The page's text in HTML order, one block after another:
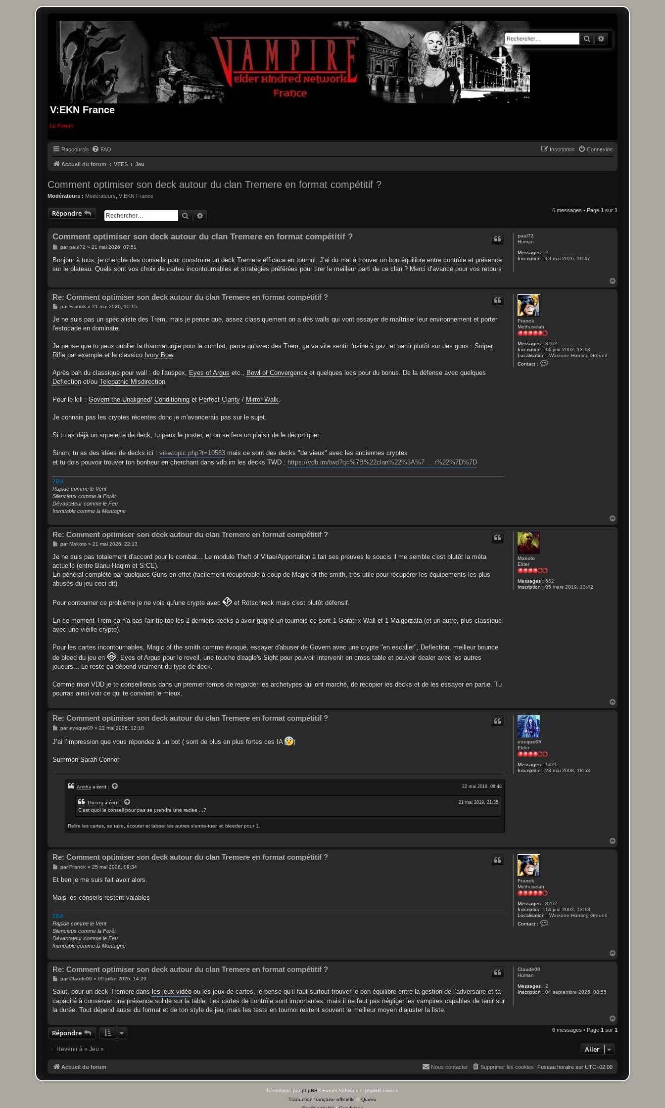
V:EKN France
Le Forum
Rechercher
Raccourcis FAQ Connexion
Inscription
Accueil du forum VTES Jeu
Comment optimiser son deck autour du clan Tremere en format compétitif ?
Modérateurs : Modérateurs V:EKN France
Répondre Rechercher
6 messages • Page 1 sur 1
paul72
Human
Messages : 2
Inscription : 18 mai 2026, 19:47
Comment optimiser son deck autour du clan Tremere en format compétitif ?
M
s
a
parpaul72 » 21 mai 2026, 07:51
Bonjour à tous, je cherche des conseils pour construire un deck Tremere efficace en tournoi. J’ai du mal à trouver un bon équilibre entre contrôle et présence
sur le plateau. Quels sont vos choix de cartes incontournables et stratégies préférées pour tirer le meilleur parti de ce clan ? Merci d’avance pour vos retours
Franck
Methuselah
Messages : 3262
Inscription : 14 juin 2002, 13:13
Localisation : Warzone Hunting Ground
Contact :
Re: Comment optimiser son deck autour du clan Tremere en format compétitif ?
M
s
a
parFranck » 21 mai 2026, 10:15
Je ne suis pas un spécialiste des Trem, mais je pense que, assez classiquement on a des walls qui vont essayer de maîtriser leur environnement et porter
l'estocade en dominate.
Je pense que tu peux oublier la thaumaturgie pour le combat, parce qu'avec des Trem, ça va vite sentir l'usine à gaz, et partir plutôt sur des guns : Sniper
Rifle par exemple et le classico Ivory Bow.
Après bah du classique pour wall : de l'auspex, Eyes of Argus etc., Bowl of Convergence et quelques locs pour du bonus. De la défense avec quelques
Deflection et/ou Telepathic Misdirection
Pour le kill : Govern the Unaligned/ Conditioning et Perfect Clarity / Mirror Walk.
Je connais pas les cryptes récentes donc je m'avancerais pas sur le sujet.
Si tu as déjà un squelette de deck, tu peux le poster, et on se fera un plaisir de le décortiquer.
Sinon, tu as des idées de decks ici : viewtopic.php?t=10583 mais ce sont des decks "de vieux" avec les anciennes cryptes
et tu dois pouvoir trouver ton bonheur en cherchant dans vdb.im les decks TWD : https://vdb.im/twd?q=%7B%22clan%22%3A%7 ... r%22%7D%7D
ZBA
Rapide comme le Vent
Silencieux comme la Forêt
Dévastateur comme le Feu
Immuable comme la Montagne
Makoto
Elder
Messages : 652
Inscription : 05 mars 2019, 13:42
Re: Comment optimiser son deck autour du clan Tremere en format compétitif ?
M
s
a
g
par Makoto» 21 mai 2026, 22:13
Je ne suis pas totalement d'accord pour le combat... Le module Theft of Vitae/Apportation à fait ses preuves le soucis il me semble c'est plutôt la méta
actuelle (entre Banu Haqim et S:CE).
En général complété par quelques Guns en effet (facilement récupérable à coup de Magic of the smith, très utile pour récupérer les équipements les plus
abusés du jeu ceci dit).
Pour contourner ce problème je ne vois qu'une crypte avec et Rötschreck mais c'est plutôt défensif.
En ce moment Trem ça n'a pas l'air tip top les 2 derniers decks à avoir gagné un tournois ce sont 1 Goratrix Wall et 1 Malgorzata (et un autre, plus classique
avec une vieille crypte).
Pour les cartes incontournables, Magic of the smith comme évoqué, essayer d'abuser de Govern avec une crypte "en escalier", Deflection, meilleur bounce
de bleed du jeu en
, Eyes of Argus pour le reveil, une touche d'eagle's Sight pour pouvoir intervenir en cross table et pouvoir dealer avec les autres
joueurs... Le reste ça dépend vraiment du type de deck.
Comme mon VDD je te conseillerais dans un premier temps de regarder les archetypes qui ont marché, de recopier les decks et de les essayer en partie. Tu
pourras ainsi voir ce qui te convient le mieux.
eveque69
Elder
Messages : 1421
Inscription : 28 mai 2008, 18:53
Re: Comment optimiser son deck autour du clan Tremere en format compétitif ?
M
s
e
pareveque69 » 22 mai 2026, 12:18
J’ai l’impression que vous répondez à un bot ( sont de plus en plus fortes ces IA )
Summon Sarah Connor
Ankha a écrit : 22 mai 2019, 08:48
Thierry a écrit :
21 mai 2019, 21:35
C'est quoi le conseil pour pas se prendre une raclée ...?
Relire les cartes, se taire, écouter et laisser les autres s'entre-tuer, et bleeder pour 1.
Franck
Methuselah
Messages : 3262
Inscription : 14 juin 2002, 13:13
Localisation : Warzone Hunting Ground
Contact :
e
n
Re: Comment optimiser son deck autour du clan Tremere en format compétitif ?
M
s
g
parFranck » 25 mai 2026, 09:34
Et ben je me suis fait avoir alors.
Mais les conseils restent valables
ZBA
Rapide comme le Vent
Silencieux comme la Forêt
Dévastateur comme le Feu
Immuable comme la Montagne
Claude00
Human
Messages : 2
Inscription : 04 septembre 2025, 08:55
Re: Comment optimiser son deck autour du clan Tremere en format compétitif ?
M
s
a
g
e
parClaude00 » 09 juillet 2026, 14:29
Salut, pour un deck Tremere dans les jeux vidéo ou les jeux de cartes, je pense qu’il faut surtout trouver le bon équilibre entre la gestion de l’adversaire et ta
capacité à conserver une présence solide sur la table. Les cartes de contrôle sont importantes, mais il ne faut pas négliger les vampires capables de tenir sur
la durée. Tout dépend aussi du format et de ton style de jeu, mais les tests en tournoi restent souvent le meilleur moyen d’ajuster la liste.
u
Répondre 6 messages • Page 1 sur 1
Revenir à « Jeu » Aller
Accueil du forum Fuseau horaire sur UTC+02:00
Supprimer les cookies
Nous contacter
Développé par phpBB® Forum Software © phpBB Limited
Traduction française officielle © Qiaeru